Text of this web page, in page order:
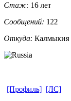
Стаж: 16 лет
Сообщений: 122
Откуда: Калмыкия
[Профиль] [ЛС]